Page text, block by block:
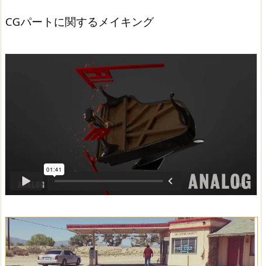
CGパートに関するメイキング